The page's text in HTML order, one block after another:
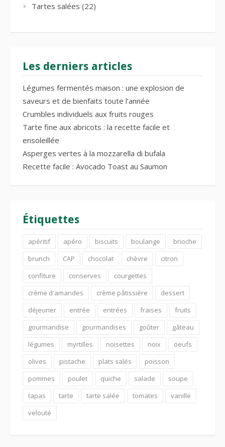
Tartes salées (22)
Les derniers articles
Légumes fermentés maison : une explosion de
saveurs et de bienfaits toute l’année
Crumbles individuels aux fruits rouges
Tarte fine aux abricots : la recette facile et
ensoleillée
Asperges vertes à la mozzarella di bufala
Recette facile : Avocado Toast au Saumon
Étiquettes
apéritif apéro biscuits boulange
brioche
brunch
CAP chocolat chèvre
citron
confiture
conserves
courgettes
crème d'amandes
crème pâtissière
dessert
déjeuner
entrée entrées fraises
fruits
gourmandise
gourmandises goûter
gâteau
légumes
myrtilles noisettes noix
oeufs
olives
pistache plats salés
poisson
pommes
poulet quiche salade
soupe
tapas
tarte tarte salée tomates
vanille
velouté